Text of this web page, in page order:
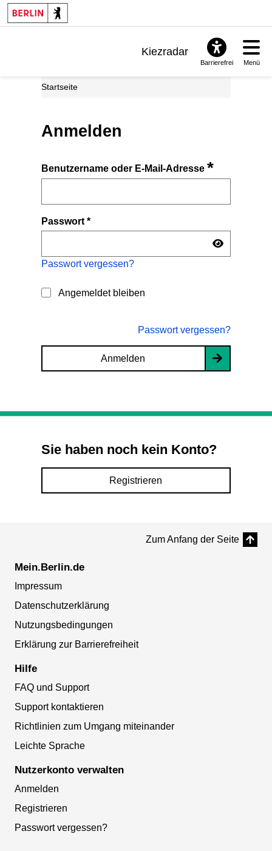
Kiezradar
Barrierefrei Menü
Startseite
Anmelden
Benutzername oder E-Mail-Adresse*
Passwort*
Passwort vergessen?
Angemeldet bleiben
Passwort vergessen?
Anmelden
Sie haben noch kein Konto?
Registrieren
Zum Anfang der Seite
Mein.Berlin.de
Impressum
Datenschutzerklärung
Nutzungsbedingungen
Erklärung zur Barrierefreiheit
Hilfe
FAQ und Support
Support kontaktieren
Richtlinien zum Umgang miteinander
Leichte Sprache
Nutzerkonto verwalten
Anmelden
Registrieren
Passwort vergessen?